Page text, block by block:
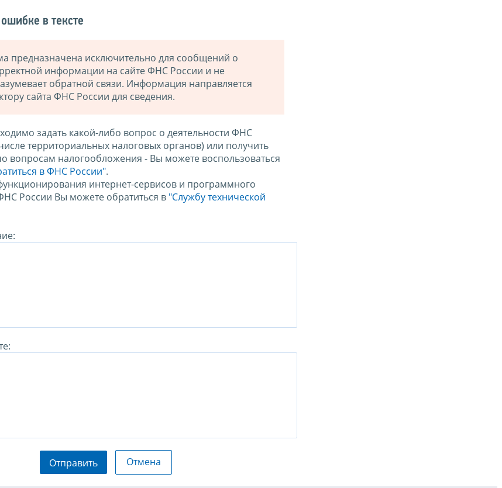
в тексте
предназначена исключительно для сообщений о
информации на сайте ФНС России и не
обратной связи. Информация направляется
сайта ФНС России для сведения.
задать какой-либо вопрос о деятельности ФНС
территориальных налоговых органов) или получить
вопросам налогообложения - Вы можете воспользоваться
в ФНС России".
интернет-сервисов и программного
России Вы можете обратиться в "Службу технической
Отправить Отмена